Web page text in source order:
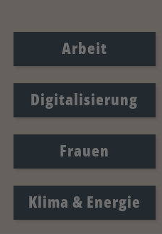
Arbeit
Digitalisierung
Frauen
Klima & Energie